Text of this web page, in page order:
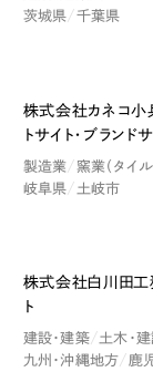
茨城県
千葉県
Nominee
株式会社カネコ小
トサイト・ブランド
製造業 窯業（タイル
岐阜県
土岐市
株式会社白川田工
ト
建設・建築 土木・
九州・沖縄地方
鹿